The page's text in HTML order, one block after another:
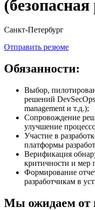
Санкт‑Петербург
Отправить резюме
Обязанности:
Выбор,
решений
management и т.д.);
Сопровождение
улучшение
Участие в
платформы
Верификация
критичности и мер
Формирование
разработчикам в
Мы ожидаем от